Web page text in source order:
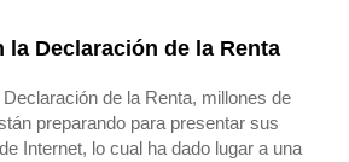
la Declaración de la Renta
de la Renta, millones de
preparando para presentar sus
Internet, lo cual ha dado lugar a una